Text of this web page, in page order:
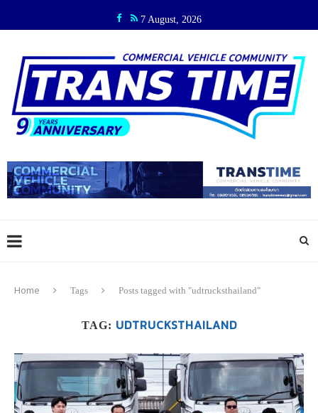
7 August, 2026
Home Tags Posts tagged with "udtrucksthailand"
TAG: UDTRUCKSTHAILAND